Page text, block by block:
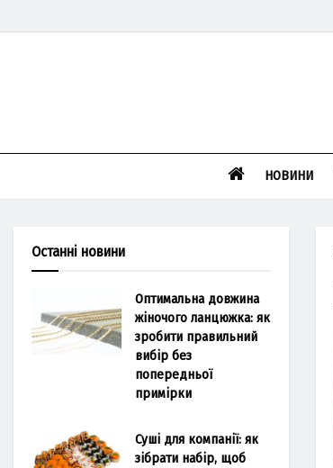
НОВИНИ
Останні новини
Оптимальна довжина
жіночого ланцюжка: як
зробити правильний
вибір без
попередньої
примірки
Суші для компанії: як
зібрати набір, щоб